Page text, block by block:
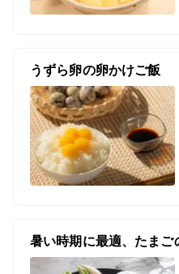
うずら卵の卵かけご飯
暑い時期に最適、たまご